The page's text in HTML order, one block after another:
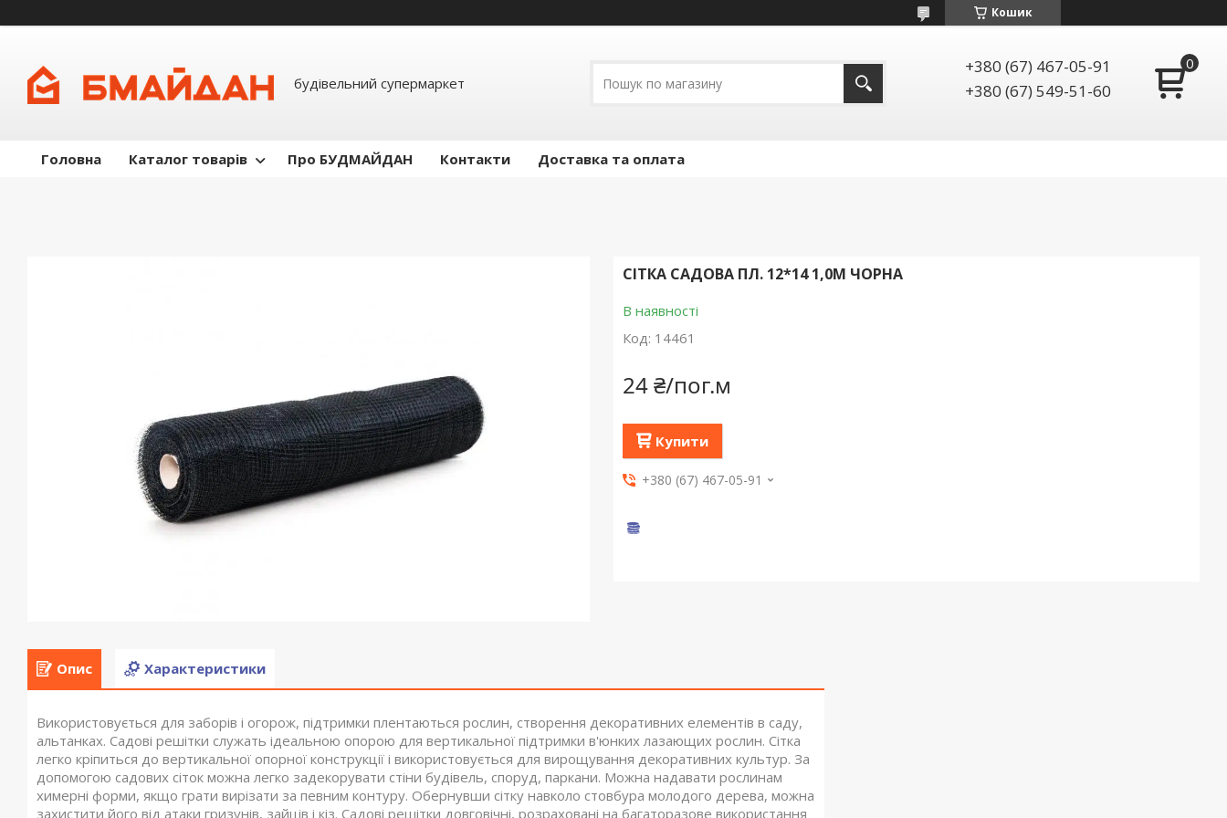
Кошик
будівельний супермаркет
+380 (67) 467-05-91
+380 (67) 549-51-60
Головна Каталог товарів Про БУДМАЙДАН Контакти Доставка та оплата
СІТКА САДОВА ПЛ. 12*14 1,0М ЧОРНА
В наявності
Код: 14461
24 ₴/пог.м
Купити
+380 (67) 467-05-91
Опис Характеристики
Використовується для заборів і огорож, підтримки плентаються рослин, створення декоративних елементів в саду,
альтанках. Садові решітки служать ідеальною опорою для вертикальної підтримки в'юнких лазающих рослин. Сітка
легко кріпиться до вертикальної опорної конструкції і використовується для вирощування декоративних культур. За
допомогою садових сіток можна легко задекорувати стіни будівель, споруд, паркани. Можна надавати рослинам
химерні форми, якщо грати вирізати за певним контуру. Обернувши сітку навколо стовбура молодого дерева, можна
захистити його від атаки гризунів, зайців і кіз. Садові решітки довговічні, розраховані на багаторазове використання